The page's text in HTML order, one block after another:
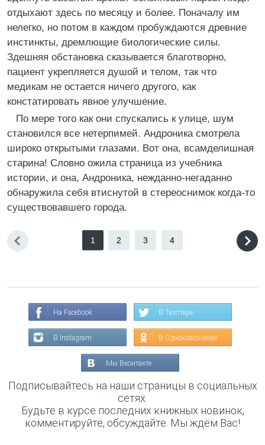
отдыхают здесь по месяцу и более. Поначалу им
нелегко, но потом в каждом пробуждаются древние
инстинкты, дремлющие биологические силы.
Здешняя обстановка сказывается благотворно,
пациент укрепляется душой и телом, так что
медикам не остается ничего другого, как
констатировать явное улучшение.
По мере того как они спускались к улице, шум
становился все нетерпимей. Андроника смотрела
широко открытыми глазами. Вот она, всамделишная
старина! Словно ожила страница из учебника
истории, и она, Андроника, нежданно-негаданно
обнаружила себя втиснутой в стереоснимок когда-то
существовавшего города.
1 2 3 4
На Facebook В Твиттере
В Instagram В Одноклассниках
Мы Вконтакте
Подписывайтесь на наши страницы в социальных
сетях.
Будьте в курсе последних книжных новинок,
комментируйте, обсуждайте. Мы ждём Вас!